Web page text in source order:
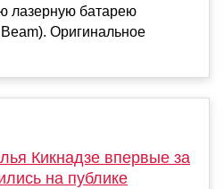
лазерную батарею
Оригинальное
Кикнадзе впервые за
на публике